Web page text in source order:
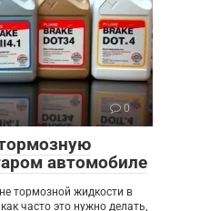
0
автомобиле
тормозной жидкости в
часто это нужно делать,